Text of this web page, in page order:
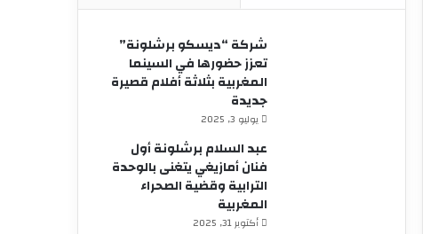
شركة “ديسكو برشلونة”
تعزز حضورها في السينما
المغربية بثلاثة أفلام قصيرة
جديدة
يوليو 3, 2025
عبد السلام برشلونة أول
فنان أمازيغي يتغنى بالوحدة
الترابية وقضية الصحراء
المغربية
أكتوبر 31, 2025